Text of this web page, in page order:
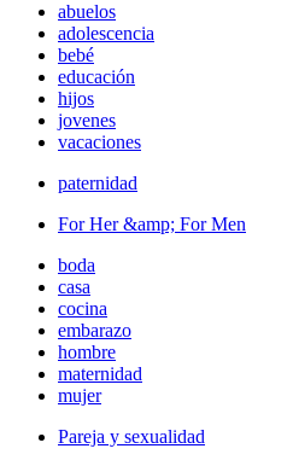
abuelos
adolescencia
bebé
educación
hijos
jovenes
vacaciones
paternidad
For Her &amp; For Men
boda
casa
cocina
embarazo
hombre
maternidad
mujer
Pareja y sexualidad